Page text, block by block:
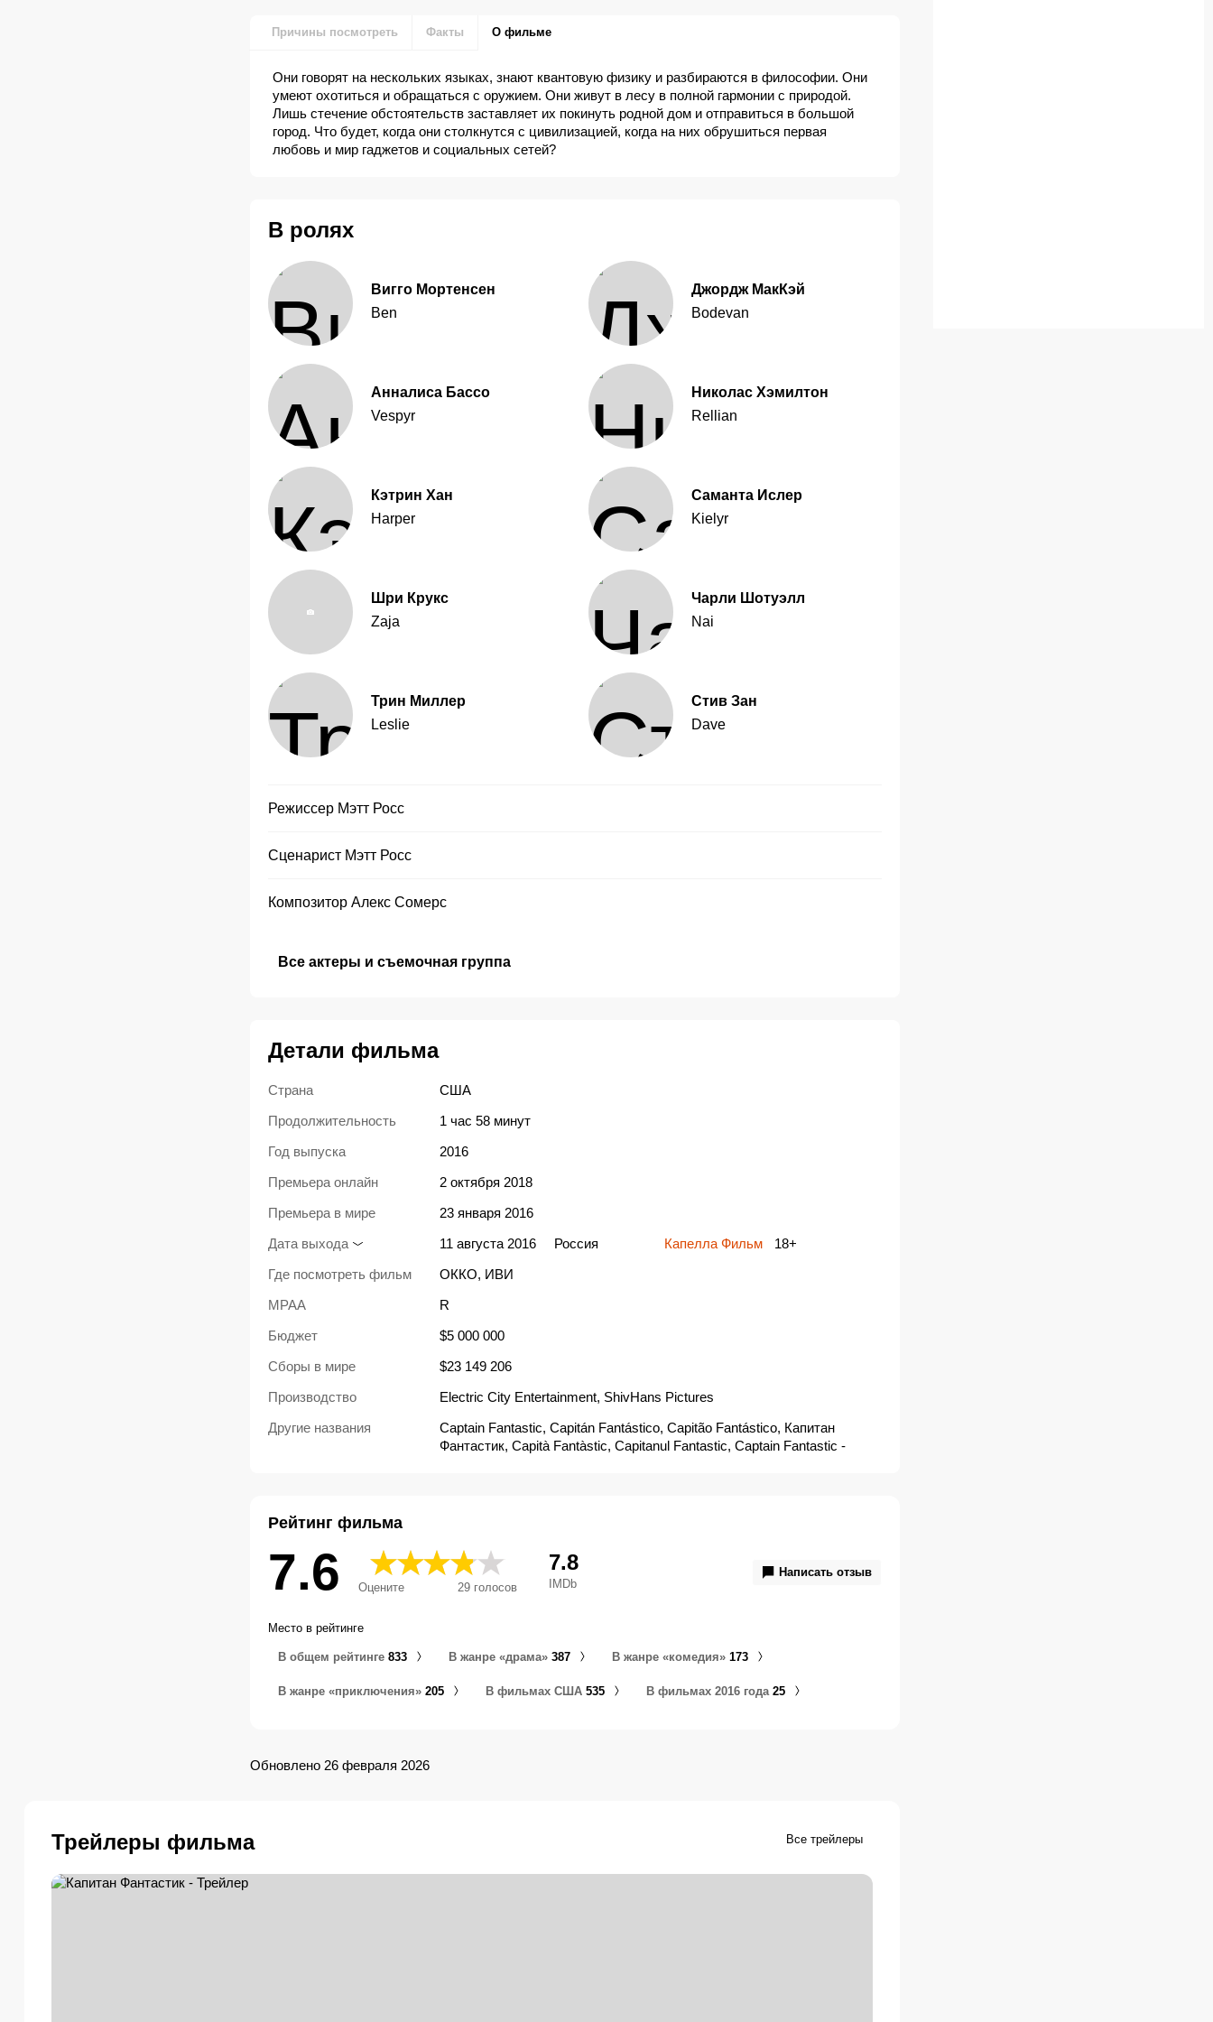
Причины посмотреть Факты О фильме
Они говорят на нескольких языках, знают квантовую физику и разбираются в философии. Они
умеют охотиться и обращаться с оружием. Они живут в лесу в полной гармонии с природой.
Лишь стечение обстоятельств заставляет их покинуть родной дом и отправиться в большой
город. Что будет, когда они столкнутся с цивилизацией, когда на них обрушиться первая
любовь и мир гаджетов и социальных сетей?
В ролях
Вигго Мортенсен
Ben
Джордж МакКэй
Bodevan
Анналиса Бассо
Vespyr
Николас Хэмилтон
Rellian
Кэтрин Хан
Harper
Саманта Ислер
Kielyr
Шри Крукс
Zaja
Чарли Шотуэлл
Nai
Трин Миллер
Leslie
Стив Зан
Dave
Режиссер Мэтт Росс
Сценарист Мэтт Росс
Композитор Алекс Сомерс
Все актеры и съемочная группа
Детали фильма
Страна
США
Продолжительность
1 час 58 минут
Год выпуска
2016
Премьера онлайн
2 октября 2018
Премьера в мире
23 января 2016
Дата выхода
11 августа 2016 Россия Капелла Фильм
18+
Где посмотреть фильм
ОККО, ИВИ
MPAA
R
Бюджет
$5 000 000
Сборы в мире
$23 149 206
Производство
Electric City Entertainment, ShivHans Pictures
Другие названия
Captain Fantastic, Capitán Fantástico, Capitão Fantástico, Капитан
Фантастик, Capità Fantàstic, Capitanul Fantastic, Captain Fantastic -
Капітан Фантастік, كابتن فانتاستيك, はじまりへの旅, 神奇大隊長, 神奇队
长, Captain Fantastic - en ualmindelig far, 神奇虎爸
Рейтинг фильма
7.6 Оцените 29голосов
7.8
IMDb
Написать отзыв
Место в рейтинге
В общем рейтинге 833 В жанре «драма» 387 В жанре «комедия» 173
В жанре «приключения» 205 В фильмах США 535 В фильмах 2016 года 25
Обновлено 26 февраля 2026
Трейлеры фильма Все трейлеры